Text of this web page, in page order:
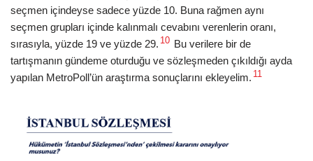
seçmen içindeyse sadece yüzde 10. Buna rağmen aynı
seçmen grupları içinde kalınmalı cevabını verenlerin oranı,
sırasıyla, yüzde 19 ve yüzde 29. 10 Bu verilere bir de
tartışmanın gündeme oturduğu ve sözleşmeden çıkıldığı ayda
yapılan MetroPoll’ün araştırma sonuçlarını ekleyelim. 11